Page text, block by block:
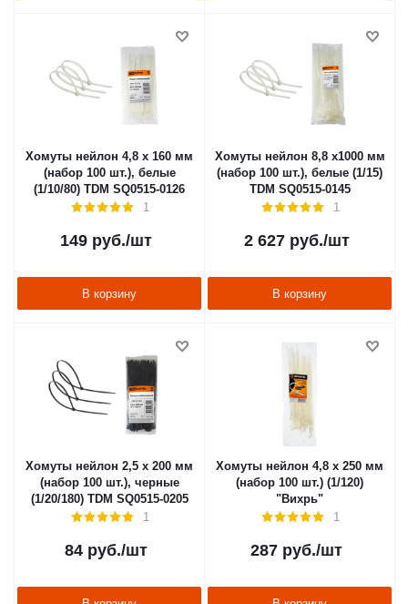
Хомуты нейлон 4,8 х 160 мм
(набор 100 шт.), белые
(1/10/80) TDM SQ0515-0126
1
149 руб./шт
В корзину
Хомуты нейлон 8,8 х1000 мм
(набор 100 шт.), белые (1/15)
TDM SQ0515-0145
1
2 627руб./шт
В корзину
Хомуты нейлон 2,5 х 200 мм
(набор 100 шт.), черные
(1/20/180) TDM SQ0515-0205
1
84 руб./шт
Хомуты нейлон 4,8 х 250 мм
(набор 100 шт.) (1/120)
"Вихрь"
1
287 руб./шт